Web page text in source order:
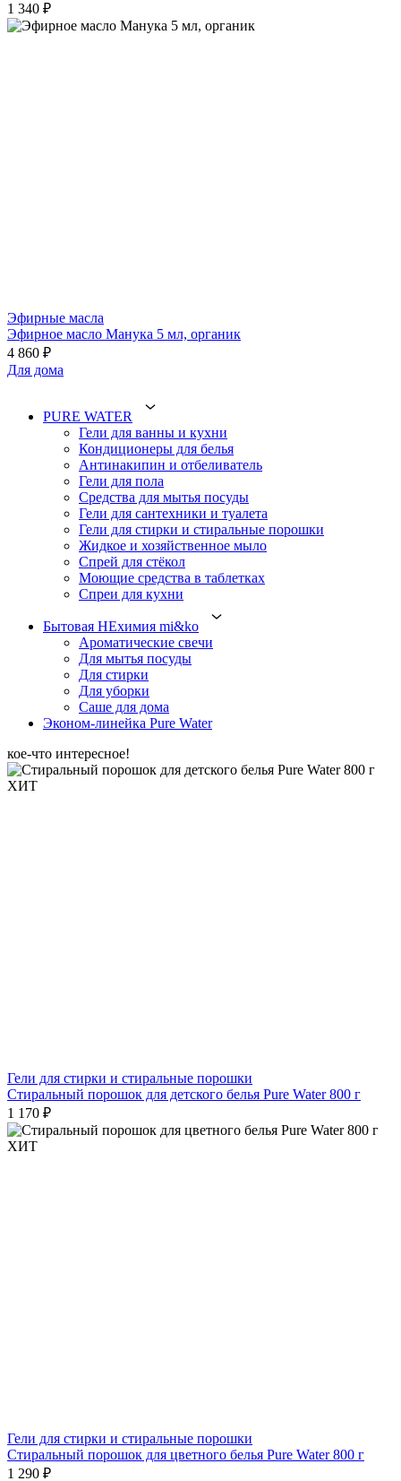
1 340 ₽
Эфирные масла
Эфирное масло Манука 5 мл, органик
4 860 ₽
Для дома
PURE WATER
Гели для ванны и кухни
Кондиционеры для белья
Антинакипин и отбеливатель
Гели для пола
Средства для мытья посуды
Гели для сантехники и туалета
Гели для стирки и стиральные порошки
Жидкое и хозяйственное мыло
Спрей для стёкол
Моющие средства в таблетках
Спреи для кухни
Бытовая НЕхимия mi&ko
Ароматические свечи
Для мытья посуды
Для стирки
Для уборки
Саше для дома
Эконом-линейка Pure Water
кое-что интересное!
ХИТ
Гели для стирки и стиральные порошки
Стиральный порошок для детского белья Pure Water 800 г
1 170 ₽
ХИТ
Гели для стирки и стиральные порошки
Стиральный порошок для цветного белья Pure Water 800 г
1 290 ₽